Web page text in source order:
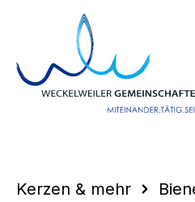
Zum Hauptinhalt springen
Kerzen & mehr